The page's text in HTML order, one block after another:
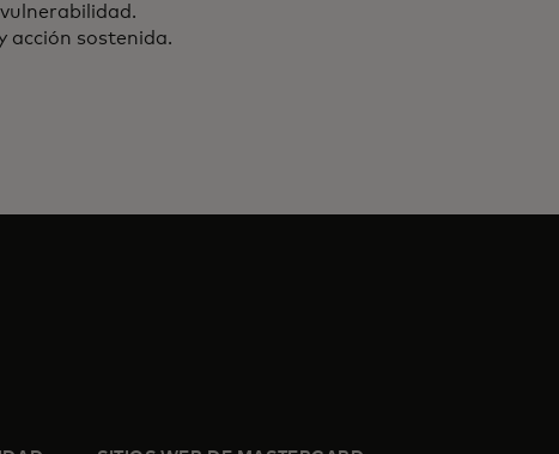
acción sostenida.